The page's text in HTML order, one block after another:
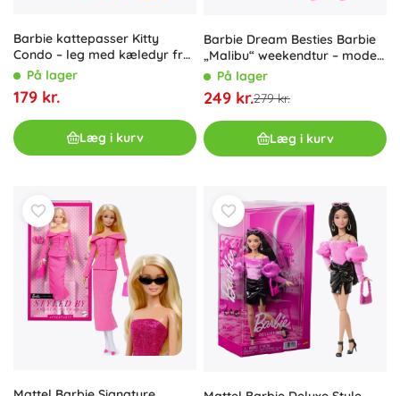
Barbie kattepasser Kitty
Condo – leg med kæledyr fra
MATTEL
På lager
179 kr.
Læg i kurv
Barbie Dream Besties Barbie
„Malibu“ weekendtur – mode-
dukke med tilbehør
På lager
249 kr.279 kr.
Læg i kurv